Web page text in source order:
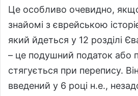
Це особливо очевидно,
знайомі з єврейською
який йдеться у 12 розділі
– це подушний податок або
стягується при перепису.
введений у 6 році н.е.,